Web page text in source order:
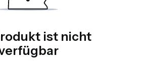
ist nicht